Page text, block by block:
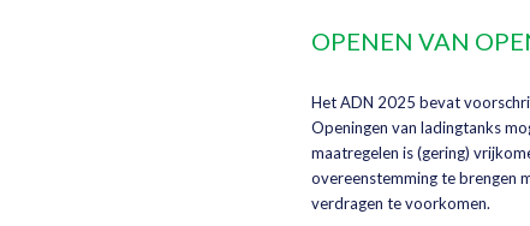
OPENEN VAN
Het ADN 2025 bevat
Openingen van ladingtanks
maatregelen is (gering)
overeenstemming te brengen
verdragen te voorkomen.